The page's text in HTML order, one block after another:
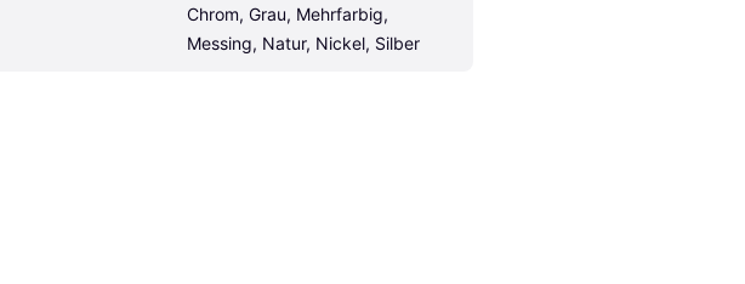
Chrom, Grau, Mehrfarbig,
Messing, Natur, Nickel, Silber